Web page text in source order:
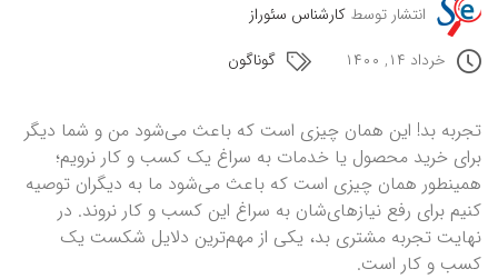
انتشار توسط کارشناس سئوراز
خرداد ۱۴, ۱۴۰۰
گوناگون
تجربه بد! این همان چیزی است که باعث می‌شود من و شما دیگر
برای خرید محصول یا خدمات به سراغ یک کسب و کار نرویم؛
همینطور همان چیزی است که باعث می‌شود ما به دیگران توصیه
کنیم برای رفع نیازهای‌شان به سراغ این کسب و کار نروند. در
نهایت تجربه مشتری بد، یکی از مهم‌ترین دلایل شکست یک
کسب و کار است.